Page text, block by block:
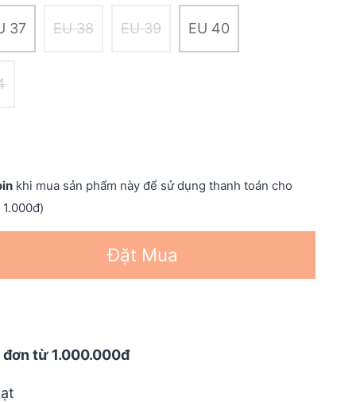
37 EU 38 EU 39 EU 40
khi mua sản phẩm này để sử dụng thanh toán cho
Đặt Mua
từ 1.000.000đ